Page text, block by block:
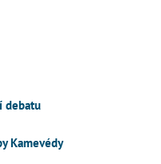
debatu
Kamevédy